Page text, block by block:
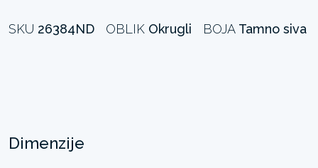
SKU 26384ND OBLIK Okrugli BOJA Tamno siva
Dimenzije